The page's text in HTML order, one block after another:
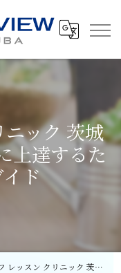
ック 茨城
上達するた
ド
クリニック 茨城県つくば市で効率的に上達するための選び方ガイド